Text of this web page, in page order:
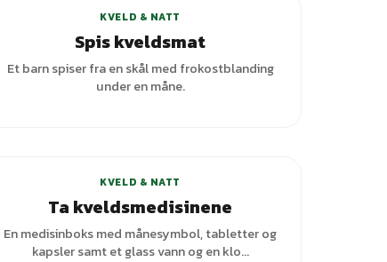
KVELD & NATT
Spis kveldsmat
Et barn spiser fra en skål med frokostblanding
under en måne.
KVELD & NATT
Ta kveldsmedisinene
En medisinboks med månesymbol, tabletter og
kapsler samt et glass vann og en klo...